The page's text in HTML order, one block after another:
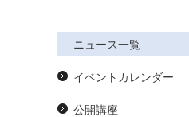
ニュース一覧
イベントカレンダー
公開講座